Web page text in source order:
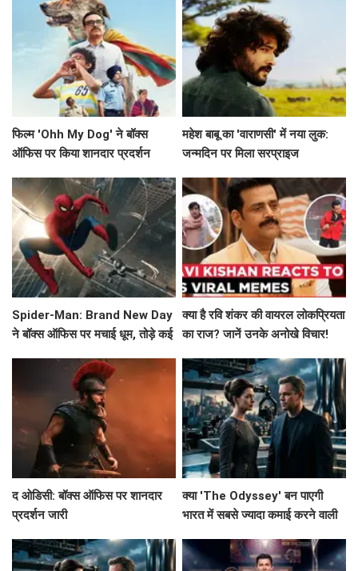
फिल्म 'Ohh My Dog' ने बॉक्स
ऑफिस पर किया शानदार प्रदर्शन
महेश बाबू का 'वाराणसी' में नया लुक:
जन्मदिन पर मिला सरप्राइज
Spider-Man: Brand New Day
ने बॉक्स ऑफिस पर मचाई धूम, तोड़े कई
क्या है रवि शंकर की वायरल लोकप्रियता
का राज? जानें उनके अनोखे विचार!
द ओडिसी: बॉक्स ऑफिस पर शानदार
प्रदर्शन जारी
क्या 'The Odyssey' बन पाएगी
भारत में सबसे ज्यादा कमाई करने वाली